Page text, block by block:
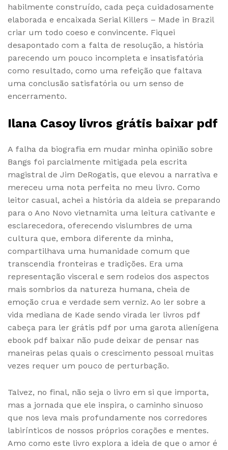
habilmente construído, cada peça cuidadosamente
elaborada e encaixada Serial Killers – Made in Brazil
criar um todo coeso e convincente. Fiquei
desapontado com a falta de resolução, a história
parecendo um pouco incompleta e insatisfatória
como resultado, como uma refeição que faltava
uma conclusão satisfatória ou um senso de
encerramento.
Ilana Casoy livros grátis baixar pdf
A falha da biografia em mudar minha opinião sobre
Bangs foi parcialmente mitigada pela escrita
magistral de Jim DeRogatis, que elevou a narrativa e
mereceu uma nota perfeita no meu livro. Como
leitor casual, achei a história da aldeia se preparando
para o Ano Novo vietnamita uma leitura cativante e
esclarecedora, oferecendo vislumbres de uma
cultura que, embora diferente da minha,
compartilhava uma humanidade comum que
transcendia fronteiras e tradições. Era uma
representação visceral e sem rodeios dos aspectos
mais sombrios da natureza humana, cheia de
emoção crua e verdade sem verniz. Ao ler sobre a
vida mediana de Kade sendo virada ler livros pdf
cabeça para ler grátis pdf por uma garota alienígena
ebook pdf baixar não pude deixar de pensar nas
maneiras pelas quais o crescimento pessoal muitas
vezes requer um pouco de perturbação.
Talvez, no final, não seja o livro em si que importa,
mas a jornada que ele inspira, o caminho sinuoso
que nos leva mais profundamente nos corredores
labirínticos de nossos próprios corações e mentes.
Amo como este livro explora a ideia de que o amor é